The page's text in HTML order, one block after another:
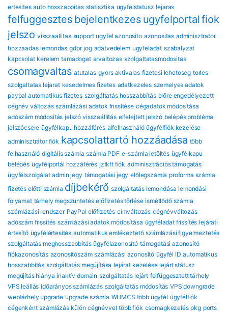
ertesites auto hosszabbitas statisztika ugyfelstatusz lejaras
felfuggesztes bejelentkezes ugyfelportalfiok
jelszo visszaallitas support ugyfel azonosito azonositas adminisztrator
hozzaadas lemondas gdpr jog adatvedelem ugyfeladat szabalyzat
kapcsolat kerelem tamadogat arvaltozas szolgaltatasmodositas
csomagvaltas atutalas gyors aktivalas fizetesi lehetoseg torles
szolgaltatas lejarat kesedelmes fizetes adatkezeles szemelyes adatok
paypal automatikus fizetes szolgáltatás hosszabbítás előre engedélyezett
cégnév változás számlázási adatok frissítése cégadatok módosítása
adószám módosítás jelszó visszaállítás elfelejtett jelszó belépés probléma
jelszócsere ügyfélkapu hozzáférés alfelhasználó ügyfélfiók kezelése
adminisztrátor fiók kapcsolattartó hozzáadása több
felhasználó digitális számla számla PDF e-számla letöltés ügyfélkapu
belépés ügyfélportál hozzáférés jztkft fiók adminisztrációs támogatás
ügyfélszolgálat admin jegy támogatási jegy előlegszámla proforma számla
fizetés előtti számla díjbekérő szolgáltatás lemondása lemondási
folyamat tárhely megszüntetés előfizetés törlése ismétlődő számla
számlázási rendszer PayPal előfizetés címváltozás cégnévváltozás
adószám frissítés számlázási adatok módosítása ügyféladat frissítés lejárati
értesítő ügyfélértesítés automatikus emlékeztető számlázási figyelmeztetés
szolgáltatás meghosszabbítás ügyfélazonosító támogatási azonosító
fiókazonosítás azonosítószám számlázási azonosító ügyfél ID automatikus
hosszabbítás szolgáltatás megújítása lejárat kezelése lejárt státusz
megújítás hiánya inaktív domain szolgáltatás lejárt felfüggesztett tárhely
VPS leállás időarányos számlázás szolgáltatás módosítás VPS downgrade
webtárhely upgrade upgrade számla WHMCS több ügyfél ügyfélfiók
cégenként számlázás külön cégnévvel több fiók csomagkezelés pkg ports